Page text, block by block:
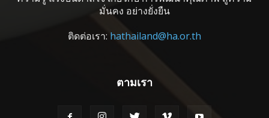
มั่นคง อย่างยั่งยืน
ติดต่อเรา: hathailand@ha.or.th
ตามเรา